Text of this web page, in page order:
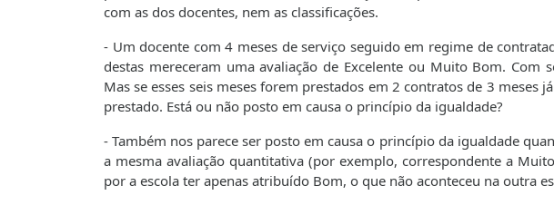
com as dos docentes, nem as classificações.
- Um docente com 4 meses de serviço seguido em regime de
destas mereceram uma avaliação de Excelente ou Muito Bom. Com
Mas se esses seis meses forem prestados em 2 contratos de 3 meses
prestado. Está ou não posto em causa o princípio da igualdade?
- Também nos parece ser posto em causa o princípio da igualdade
a mesma avaliação quantitativa (por exemplo, correspondente a
por a escola ter apenas atribuído Bom, o que não aconteceu na outra